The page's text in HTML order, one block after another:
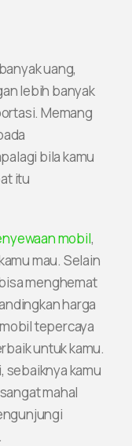
uang,
lebih banyak
Memang
bila kamu
itu
mobil,
mau. Selain
menghemat
harga
tepercaya
untuk kamu.
sebaiknya kamu
mahal